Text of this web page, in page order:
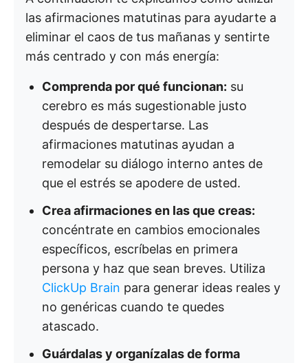
las afirmaciones matutinas para ayudarte a
eliminar el caos de tus mañanas y sentirte
más centrado y con más energía:
Comprenda por qué funcionan: su
cerebro es más sugestionable justo
después de despertarse. Las
afirmaciones matutinas ayudan a
remodelar su diálogo interno antes de
que el estrés se apodere de usted.
Crea afirmaciones en las que creas:
concéntrate en cambios emocionales
específicos, escríbelas en primera
persona y haz que sean breves. Utiliza
ClickUp Brain para generar ideas reales y
no genéricas cuando te quedes
atascado.
Guárdalas y organízalas de forma